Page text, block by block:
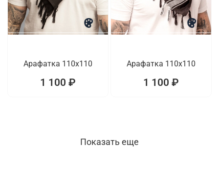
1
Арафатка 110x110
1 100 ₽
1
Арафатка 110x110
1 100 ₽
Показать еще